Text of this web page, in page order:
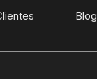
Blog